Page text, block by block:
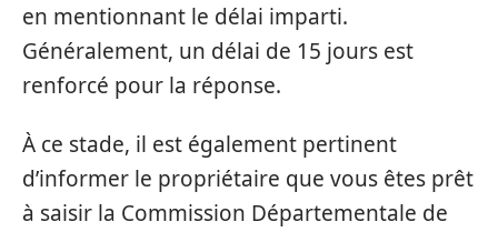
en mentionnant le délai imparti.
Généralement, un délai de 15 jours est
renforcé pour la réponse.
À ce stade, il est également pertinent
d’informer le propriétaire que vous êtes prêt
à saisir la Commission Départementale de